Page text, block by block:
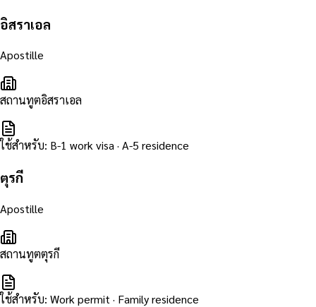
อิสราเอล
Apostille
สถานทูตอิสราเอล
ใช้สำหรับ: B-1 work visa · A-5 residence
ตุรกี
Apostille
สถานทูตตุรกี
ใช้สำหรับ: Work permit · Family residence